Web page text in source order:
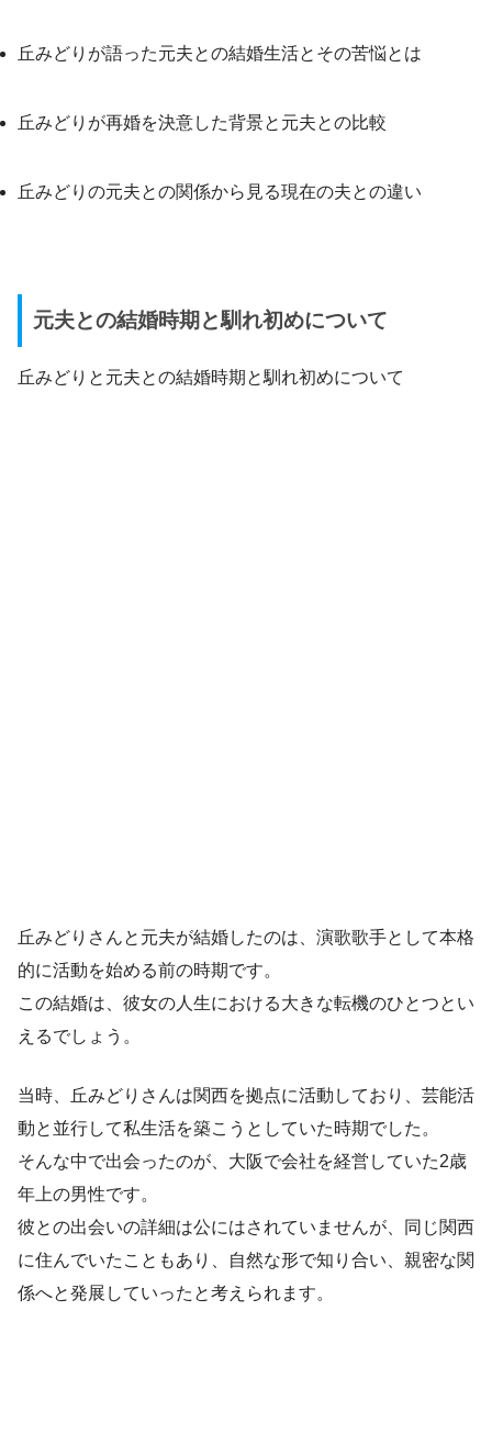
丘みどりが語った元夫との結婚生活とその苦悩とは
丘みどりが再婚を決意した背景と元夫との比較
丘みどりの元夫との関係から見る現在の夫との違い
元夫との結婚時期と馴れ初めについて
丘みどりと元夫との結婚時期と馴れ初めについて
丘みどりさんと元夫が結婚したのは、演歌歌手として本格
的に活動を始める前の時期です。
この結婚は、彼女の人生における大きな転機のひとつとい
えるでしょう。
当時、丘みどりさんは関西を拠点に活動しており、芸能活
動と並行して私生活を築こうとしていた時期でした。
そんな中で出会ったのが、大阪で会社を経営していた2歳
年上の男性です。
彼との出会いの詳細は公にはされていませんが、同じ関西
に住んでいたこともあり、自然な形で知り合い、親密な関
係へと発展していったと考えられます。